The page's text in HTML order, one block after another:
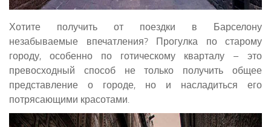
Хотите получить от поездки в Барселону
незабываемые впечатления? Прогулка по старому
городу, особенно по готическому кварталу – это
превосходный способ не только получить общее
представление о городе, но и насладиться его
потрясающими красотами.